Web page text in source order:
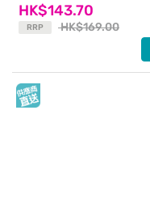
HK$143.70
RRP HK$169.00